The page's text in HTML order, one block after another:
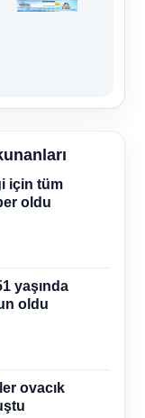
için tüm
oldu
yaşında
oldu
ovacık